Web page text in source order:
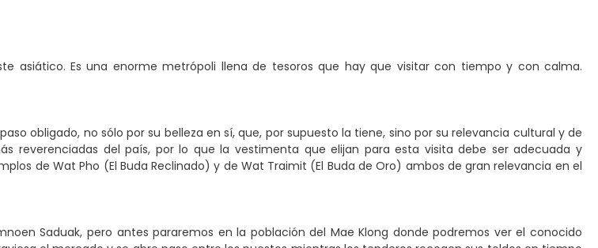
asiático. Es una enorme metrópoli llena de tesoros que hay que visitar con tiempo y con calma.
obligado, no sólo por su belleza en sí, que, por supuesto la tiene, sino por su relevancia cultural y de
reverenciadas del país, por lo que la vestimenta que elijan para esta visita debe ser adecuada y
de Wat Pho (El Buda Reclinado) y de Wat Traimit (El Buda de Oro) ambos de gran relevancia en el
Saduak, pero antes pararemos en la población del Mae Klong donde podremos ver el conocido